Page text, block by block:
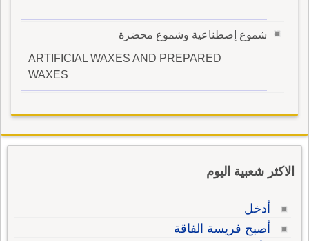
شموع إصطناعية وشموع محضرة
ARTIFICIAL WAXES AND PREPARED
WAXES
الاكثر شعبية اليوم
أدخل
أصبح فريسة الفاقة